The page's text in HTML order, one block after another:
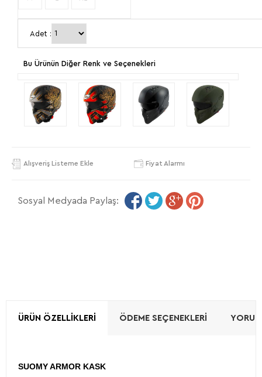
Adet :
Bu Ürünün Diğer Renk ve Seçenekleri
Alışveriş Listeme Ekle Fiyat Alarmı
Sosyal Medyada Paylaş:
ÜRÜN ÖZELLIKLERI ÖDEME SEÇENEKLERI
SUOMY ARMOR KASK